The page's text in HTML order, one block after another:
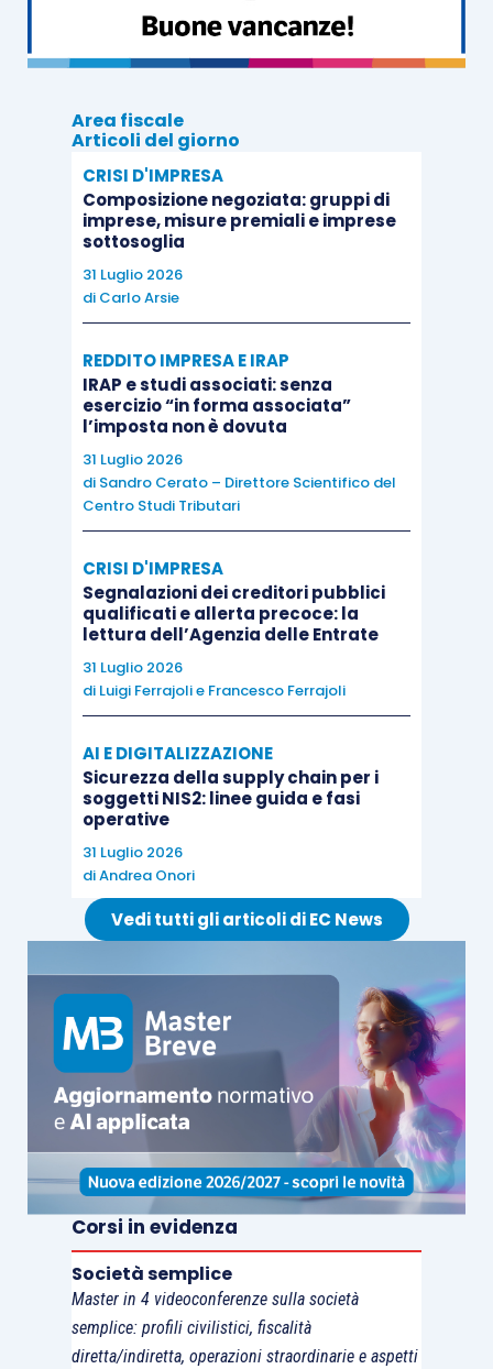
tardivo versamento, non superiore a 5 giorni
possibilità di ritardare il pagamento.
Né a maggior ragione può essere invocato il c.d.
lieve inadempimentodi cui all’art. 15-ter, D.P.R.
n. 602/1973, che prevede la possibilità di sanare
nelle ipotesi di ritardi
(oltre al possibile
ogni caso, a 10.000 euro).
Area fiscale
Articoli del giorno
CRISI D'IMPRESA
Composizione negoziata: gruppi di
imprese, misure premiali e imprese
sottosoglia
31 Luglio 2026
di Carlo Arsie
REDDITO IMPRESA E IRAP
IRAP e studi associati: senza
esercizio “in forma associata”
l’imposta non è dovuta
31 Luglio 2026
di Sandro Cerato – Direttore Scientifico del
Centro Studi Tributari
CRISI D'IMPRESA
Segnalazioni dei creditori pubblici
qualificati e allerta precoce: la
lettura dell’Agenzia delle Entrate
31 Luglio 2026
di Luigi Ferrajolie Francesco Ferrajoli
AI E DIGITALIZZAZIONE
Sicurezza della supply chain per i
soggetti NIS2: linee guida e fasi
operative
31 Luglio 2026
diAndrea Onori
Vedi tutti gli articoli di EC News
Corsi in evidenza
Società semplice
Master in 4 videoconferenze sulla società
semplice: profili civilistici, fiscalità
diretta/indiretta, operazioni straordinarie e aspetti